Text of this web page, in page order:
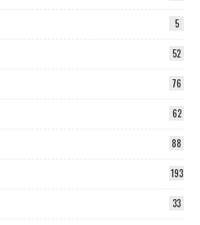
5
52
76
62
88
193
33